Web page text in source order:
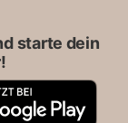
starte dein
G